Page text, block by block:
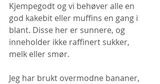
Kjempegodt og vi behøver alle en
god kakebit eller muffins en gang i
blant. Disse her er sunnere, og
inneholder ikke raffinert sukker,
melk eller smør.
Jeg har brukt overmodne bananer,